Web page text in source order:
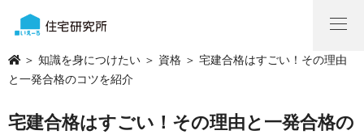
＞ 知識を身につけたい ＞ 資格 ＞ 宅建合格はすごい！その理由
と一発合格のコツを紹介
宅建合格はすごい！その理由と一発合格の